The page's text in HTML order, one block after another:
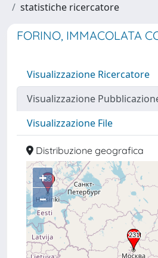
statistiche ricercatore
FORINO, IMMACOLATA
Visualizzazione Ricercatore
Visualizzazione
Visualizzazione File
Distribuzione geografica
+
–